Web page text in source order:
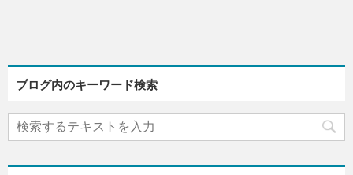
ブログ内のキーワード検索